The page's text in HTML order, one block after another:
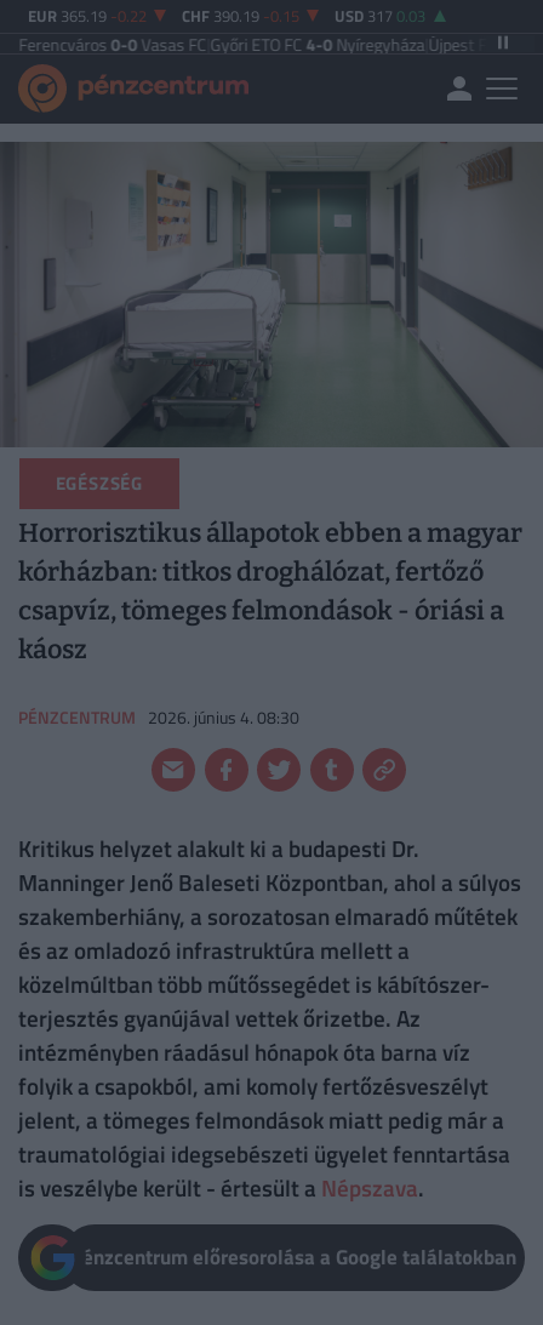
EUR 365.19 -0.22 CHF 390.19 -0.15 USD 317 0.03
0-0Vasas FC|Győri ETO FC4-0Nyíregyháza |Újpest FC4-2Debreceni
EGÉSZSÉG
Horrorisztikus állapotok ebben a magyar
kórházban: titkos droghálózat, fertőző
csapvíz, tömeges felmondások - óriási a
káosz
PÉNZCENTRUM 2026. június 4. 08:30
Kritikus helyzet alakult ki a budapesti Dr.
Manninger Jenő Baleseti Központban, ahol a súlyos
szakemberhiány, a sorozatosan elmaradó műtétek
és az omladozó infrastruktúra mellett a
közelmúltban több műtőssegédet is kábítószer-
terjesztés gyanújával vettek őrizetbe. Az
intézményben ráadásul hónapok óta barna víz
folyik a csapokból, ami komoly fertőzésveszélyt
jelent, a tömeges felmondások miatt pedig már a
traumatológiai idegsebészeti ügyelet fenntartása
is veszélybe került - értesült a Népszava.
Pénzcentrum előresorolása a Google találatokban